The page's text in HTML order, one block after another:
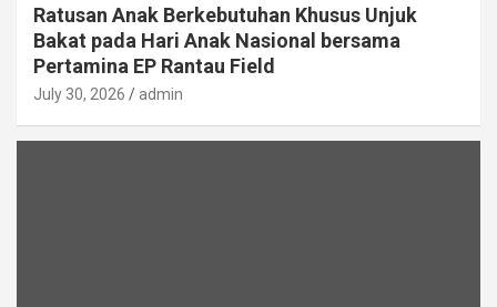
Ratusan Anak Berkebutuhan Khusus Unjuk
Bakat pada Hari Anak Nasional bersama
Pertamina EP Rantau Field
July 30, 2026 admin